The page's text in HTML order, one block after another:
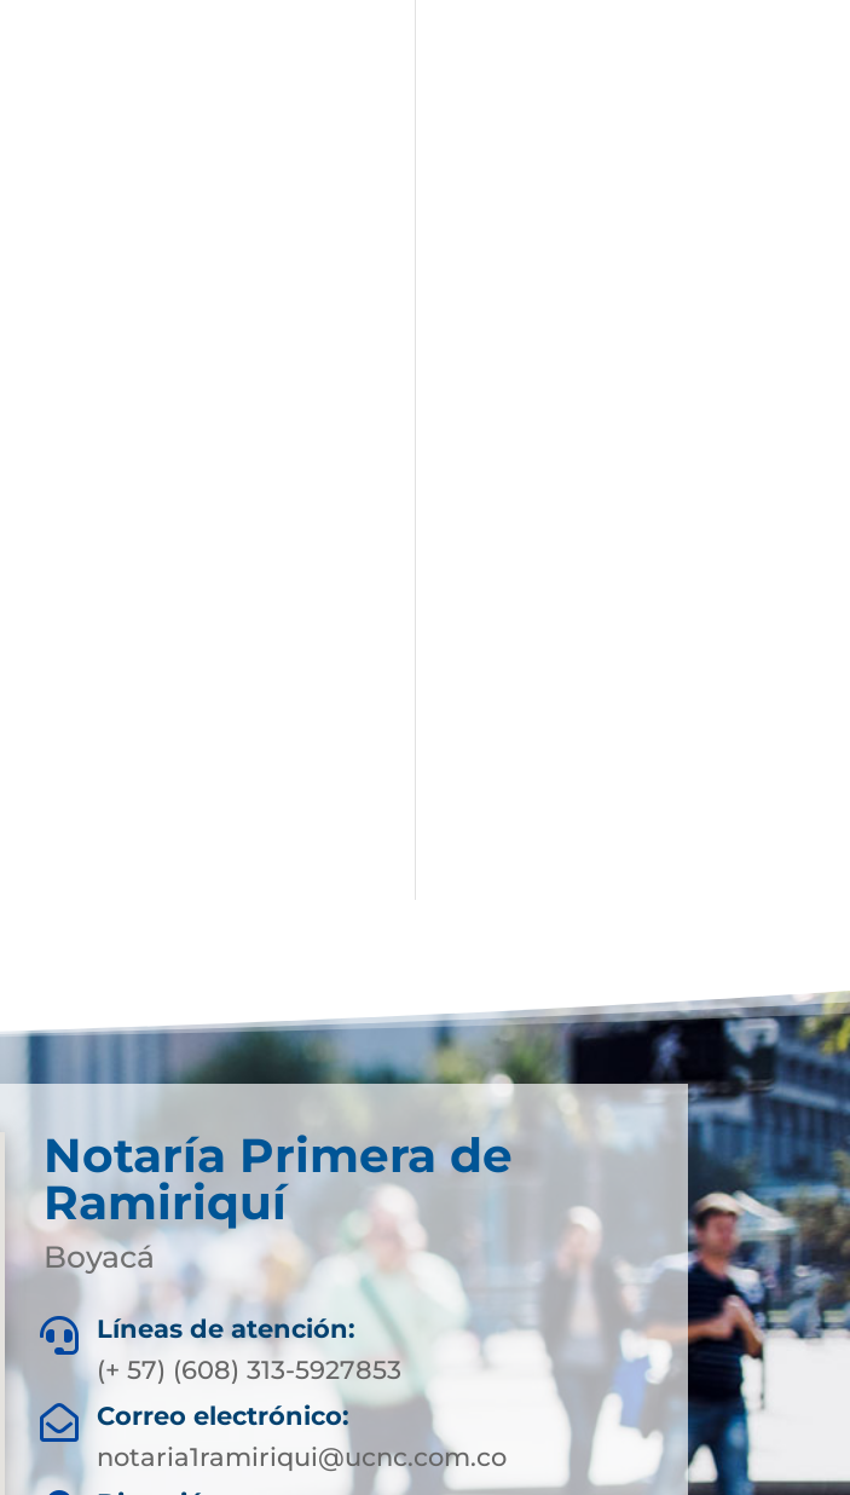
Notaría Primera de
Ramiriquí
Boyacá

Líneas de atención:
(+ 57) (608) 313-5927853

Correo electrónico:
notaria1ramiriqui@ucnc.com.co